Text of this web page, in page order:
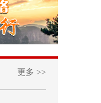
更多 >>